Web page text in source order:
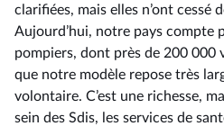
clarifiées, mais elles n’ont cessé
Aujourd’hui, notre pays compte
pompiers, dont près de 200 000
que notre modèle repose très
volontaire. C’est une richesse,
sein des Sdis, les services de